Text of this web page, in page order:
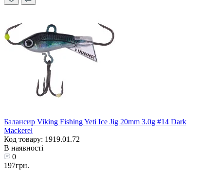
Балансир Viking Fishing Yeti Ice Jig 20mm 3.0g #14 Dark
Mackerel
Код товару: 1919.01.72
В наявності
0
197грн.